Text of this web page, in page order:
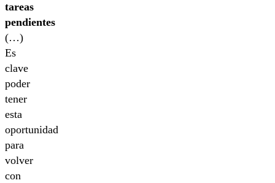
tareas
pendientes
(…)
Es
clave
poder
tener
esta
oportunidad
para
volver
con